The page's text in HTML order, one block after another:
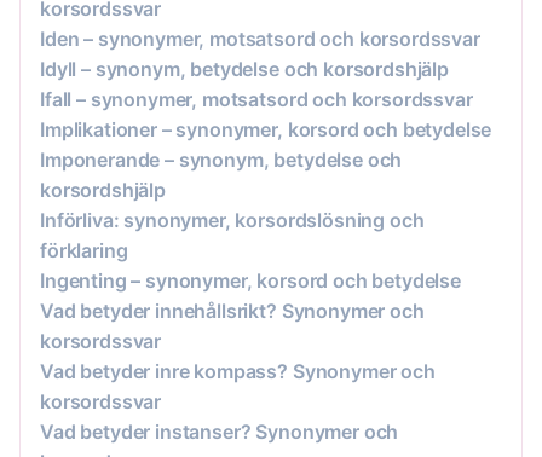
korsordssvar
Iden – synonymer, motsatsord och korsordssvar
Idyll – synonym, betydelse och korsordshjälp
Ifall – synonymer, motsatsord och korsordssvar
Implikationer – synonymer, korsord och betydelse
Imponerande – synonym, betydelse och
korsordshjälp
Införliva: synonymer, korsordslösning och
förklaring
Ingenting – synonymer, korsord och betydelse
Vad betyder innehållsrikt? Synonymer och
korsordssvar
Vad betyder inre kompass? Synonymer och
korsordssvar
Vad betyder instanser? Synonymer och